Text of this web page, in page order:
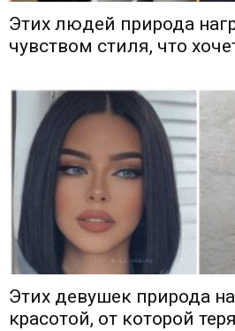
Этих людей природа
чувством стиля, что
Этих девушек природа
красотой, от которой